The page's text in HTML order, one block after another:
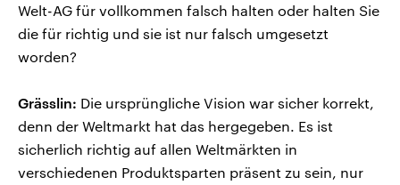
Welt-AG für vollkommen falsch halten oder halten Sie
die für richtig und sie ist nur falsch umgesetzt
worden?
Grässlin: Die ursprüngliche Vision war sicher korrekt,
denn der Weltmarkt hat das hergegeben. Es ist
sicherlich richtig auf allen Weltmärkten in
verschiedenen Produktsparten präsent zu sein, nur